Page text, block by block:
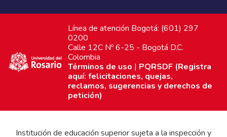
Línea de atención Bogotá: (601) 297
0200
Calle 12C Nº 6-25 - Bogotá D.C.
Colombia
Términos de uso | PQRSDF (Registra
aquí: felicitaciones, quejas,
reclamos, sugerencias y derechos de
petición)
Institución de educación superior sujeta a la inspección y